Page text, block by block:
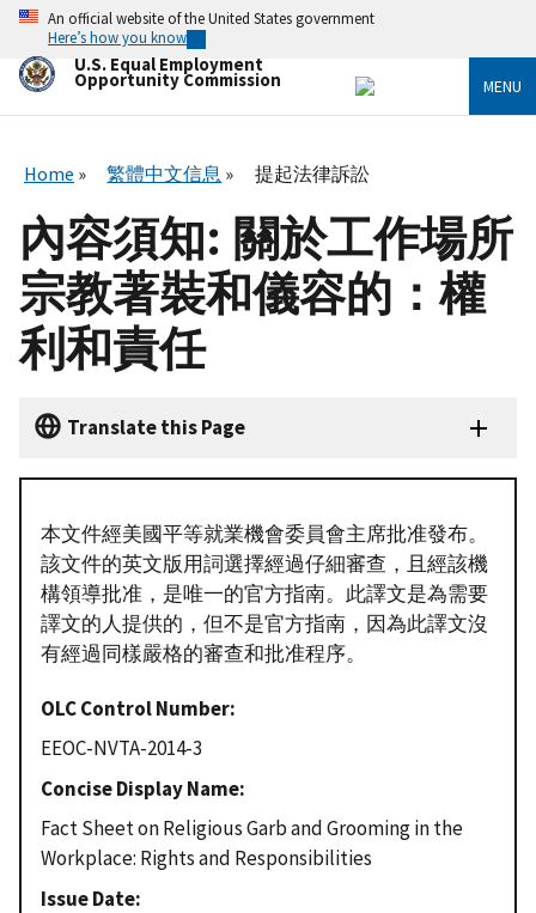
Skip
main
content
An official website of the United States government
Here’s how you know
U.S. Equal Employment
Opportunity Commission MENU
Home 繁體中文信息 提起法律訴訟
內容須知: 關於工作場所
宗教著裝和儀容的：權
利和責任
Translate this Page
本文件經美國平等就業機會委員會主席批准發布。
該文件的英文版用詞選擇經過仔細審查，且經該機
構領導批准，是唯一的官方指南。此譯文是為需要
譯文的人提供的，但不是官方指南，因為此譯文沒
有經過同樣嚴格的審查和批准程序。
OLC Control Number
EEOC-NVTA-2014-3
Concise Display Name
Fact Sheet on Religious Garb and Grooming in the
Workplace: Rights and Responsibilities
Issue Date